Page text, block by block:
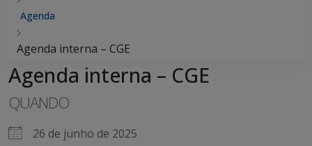
Agenda
Agenda interna – CGE
Agenda interna – CGE
QUANDO
26 de junho de 2025